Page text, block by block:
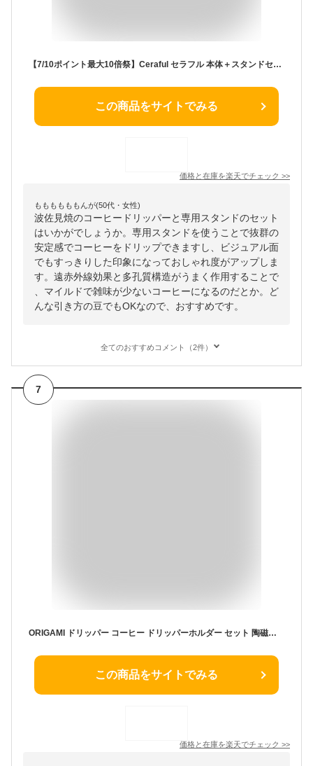
【7/10ポイント最大10倍祭】Ceraful セラフル 本体＋スタンドセット コーヒードリッパー コーヒーフィルター セラミック 波佐見焼 コーヒー ドリップコーヒー ハンドドリップ エコ ペーパーレス おしゃれ セラミックコーヒーフィルター 陶器 燦セラ 139窯 アウトドア
この商品をサイトでみる
価格と在庫を楽天でチェック >>
ももももももんが(50代・女性)
波佐見焼のコーヒードリッパーと専用スタンドのセット
はいかがでしょうか。専用スタンドを使うことで抜群の
安定感でコーヒーをドリップできますし、ビジュアル面
でもすっきりした印象になっておしゃれ度がアップしま
す。遠赤外線効果と多孔質構造がうまく作用することで
、マイルドで雑味が少ないコーヒーになるのだとか。ど
んな引き方の豆でもOKなので、おすすめです。
全てのおすすめコメント（2件）
7
ORIGAMI ドリッパー コーヒー ドリッパーホルダー セット 陶磁器 木製 オリガミ 折り紙 ドリップ 抽出 器具 陶器 日本製 Sサイズ Mサイズ
この商品をサイトでみる
価格と在庫を楽天でチェック >>